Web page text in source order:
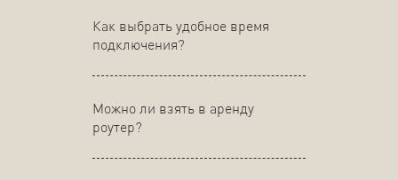
Как выбрать удобное время
подключения?
Можно ли взять в аренду
роутер?